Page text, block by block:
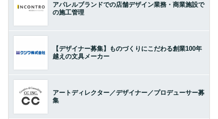
アパレルブランドでの店舗デザイン業務・商業施設で
の施工管理
【デザイナー募集】ものづくりにこだわる創業100年
越えの文具メーカー
アートディレクター／デザイナー／プロデューサー募
集